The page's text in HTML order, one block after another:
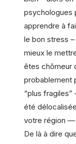
psychologues
apprendre à
le bon stress –
mieux le
êtes chômeur
probablement
“plus
été
votre région —
De là à dire